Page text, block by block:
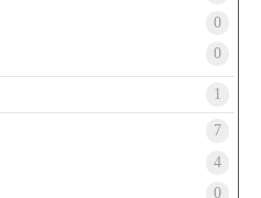
0
0
1
7
4
0